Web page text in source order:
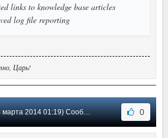
links to knowledge base articles
log file reporting
Царь!
2014 01:19) Сообщение #28 0